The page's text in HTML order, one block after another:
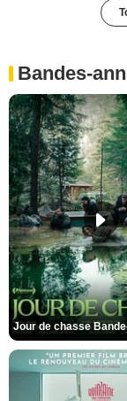
Bandes-
Jour de chasse